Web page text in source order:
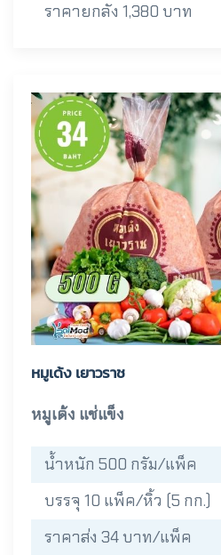
ราคายกลัง 1,380 บาท
หมูเด้ง เยาวราช
หมูเด้ง แช่แข็ง
น้ำหนัก 500 กรัม/แพ็ค
บรรจุ 10 แพ็ค/หิ้ว (5 กก.)
ราคาส่ง 34 บาท/แพ็ค